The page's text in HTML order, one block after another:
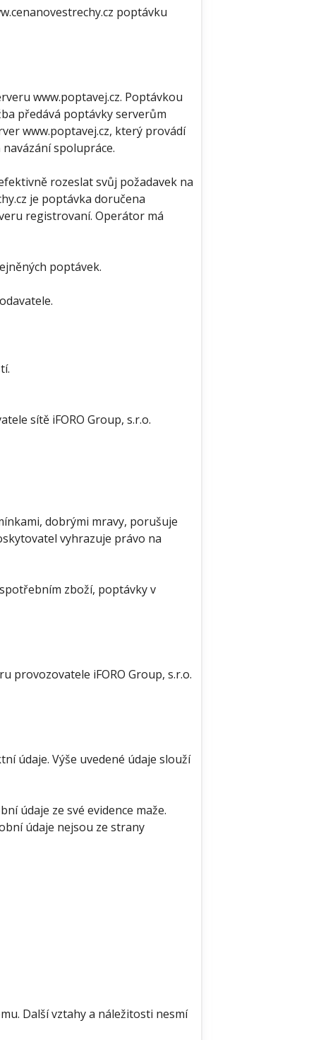
poptávku
www.poptavej.cz. Poptávkou
předává poptávky serverům
www.poptavej.cz, který provádí
spolupráce.
rozeslat svůj požadavek na
je poptávka doručena
registrovaní. Operátor má
poptávek.
sítě iFORO Group, s.r.o.
dobrými mravy, porušuje
vyhrazuje právo na
zboží, poptávky v
provozovatele iFORO Group, s.r.o.
údaje. Výše uvedené údaje slouží
údaje ze své evidence maže.
údaje nejsou ze strany
Další vztahy a náležitosti nesmí